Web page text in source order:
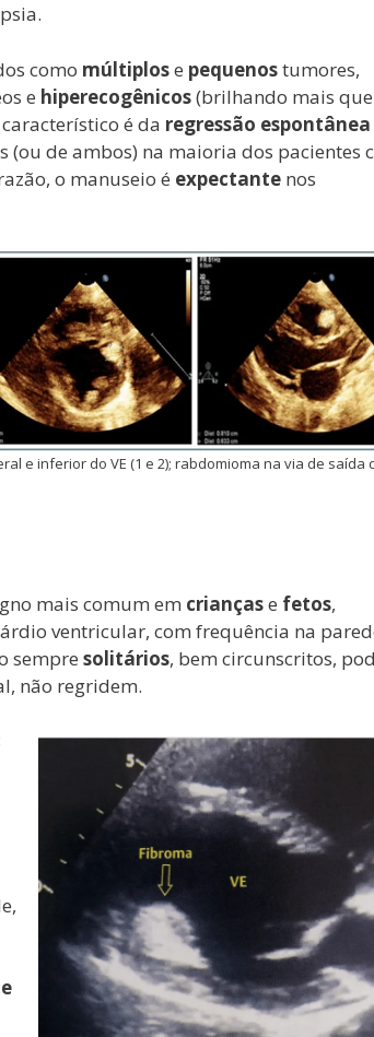
como múltiplose pequenostumores,
e hiperecogênicos(brilhando mais
é da regressão espontânea
(ou de ambos) na maioria dos pacientes
o manuseio é expectante nos
e inferior do VE (1 e 2); rabdomioma na via de saída
mais comum em criançase fetos,
ventricular, com frequência na
sempre solitários, bem circunscritos,
não regridem.